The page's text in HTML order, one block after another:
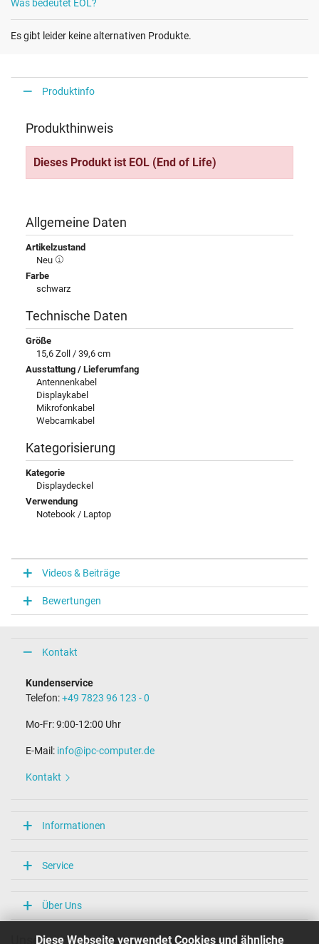
Diese Webseite verwendet Cookies und ähnliche
Was bedeutet EOL?
Es gibt leider keine alternativen Produkte.
Produktinfo
Produkthinweis
Dieses Produkt ist EOL (End of Life)
Allgemeine Daten
Artikelzustand
Neu
Farbe
schwarz
Technische Daten
Größe
15,6 Zoll / 39,6 cm
Ausstattung / Lieferumfang
Antennenkabel
Displaykabel
Mikrofonkabel
Webcamkabel
Kategorisierung
Kategorie
Displaydeckel
Verwendung
Notebook / Laptop
Videos & Beiträge
Bewertungen
Kontakt
Kundenservice
Telefon:+49 7823 96 123 - 0
Mo-Fr: 9:00-12:00 Uhr
E-Mail: info@ipc-computer.de
Kontakt
Informationen
Service
Über Uns
Unsere Versandarten